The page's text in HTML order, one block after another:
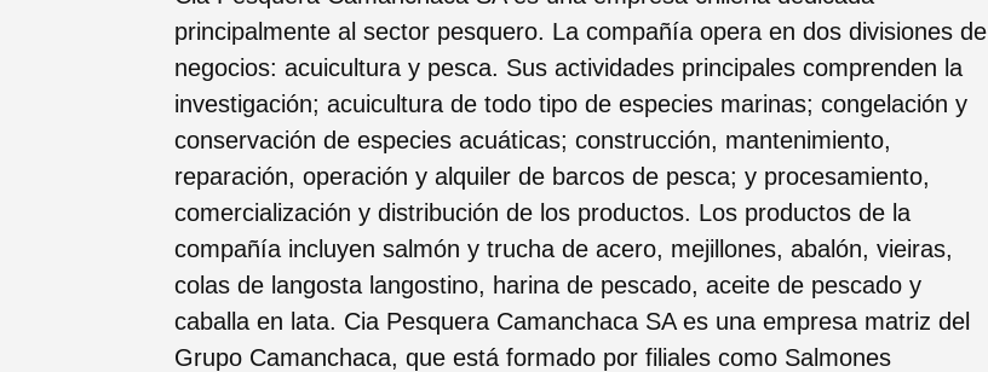
principalmente al sector pesquero. La compañía opera en dos divisiones de
negocios: acuicultura y pesca. Sus actividades principales comprenden la
investigación; acuicultura de todo tipo de especies marinas; congelación y
conservación de especies acuáticas; construcción, mantenimiento,
reparación, operación y alquiler de barcos de pesca; y procesamiento,
comercialización y distribución de los productos. Los productos de la
compañía incluyen salmón y trucha de acero, mejillones, abalón, vieiras,
colas de langosta langostino, harina de pescado, aceite de pescado y
caballa en lata. Cia Pesquera Camanchaca SA es una empresa matriz del
Grupo Camanchaca, que está formado por filiales como Salmones